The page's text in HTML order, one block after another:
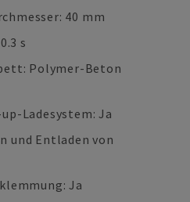
40 mm
s
Polymer-Beton
Ladesystem: Ja
und Entladen von
Ja